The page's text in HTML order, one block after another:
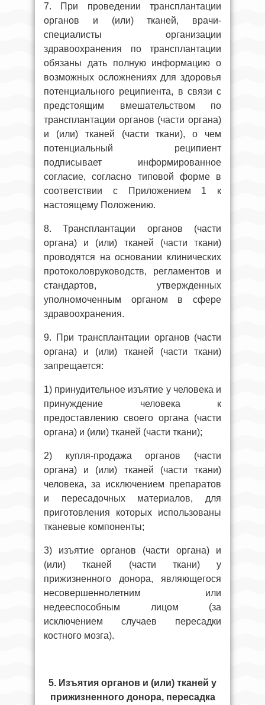
7. При проведении трансплантации
органов и (или) тканей, врачи-
специалисты организации
здравоохранения по трансплантации
обязаны дать полную информацию о
возможных осложнениях для здоровья
потенциального реципиента, в связи с
предстоящим вмешательством по
трансплантации органов (части органа)
и (или) тканей (части ткани), о чем
потенциальный реципиент
подписывает информированное
согласие, согласно типовой форме в
соответствии с Приложением 1 к
настоящему Положению.
8. Трансплантации органов (части
органа) и (или) тканей (части ткани)
проводятся на основании клинических
протоколовруководств, регламентов и
стандартов, утвержденных
уполномоченным органом в сфере
здравоохранения.
9. При трансплантации органов (части
органа) и (или) тканей (части ткани)
запрещается:
1) принудительное изъятие у человека и
принуждение человека к
предоставлению своего органа (части
органа) и (или) тканей (части ткани);
2) купля-продажа органов (части
органа) и (или) тканей (части ткани)
человека, за исключением препаратов
и пересадочных материалов, для
приготовления которых использованы
тканевые компоненты;
3) изъятие органов (части органа) и
(или) тканей (части ткани) у
прижизненного донора, являющегося
несовершеннолетним или
недееспособным лицом (за
исключением случаев пересадки
костного мозга).
5. Изъятия органов и (или) тканей у
прижизненного донора, пересадка